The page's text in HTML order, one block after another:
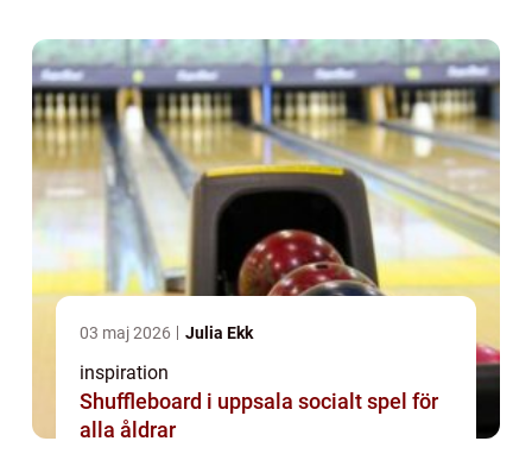
03 maj 2026 Julia Ekk
inspiration
Shuffleboard i uppsala socialt spel för
alla åldrar